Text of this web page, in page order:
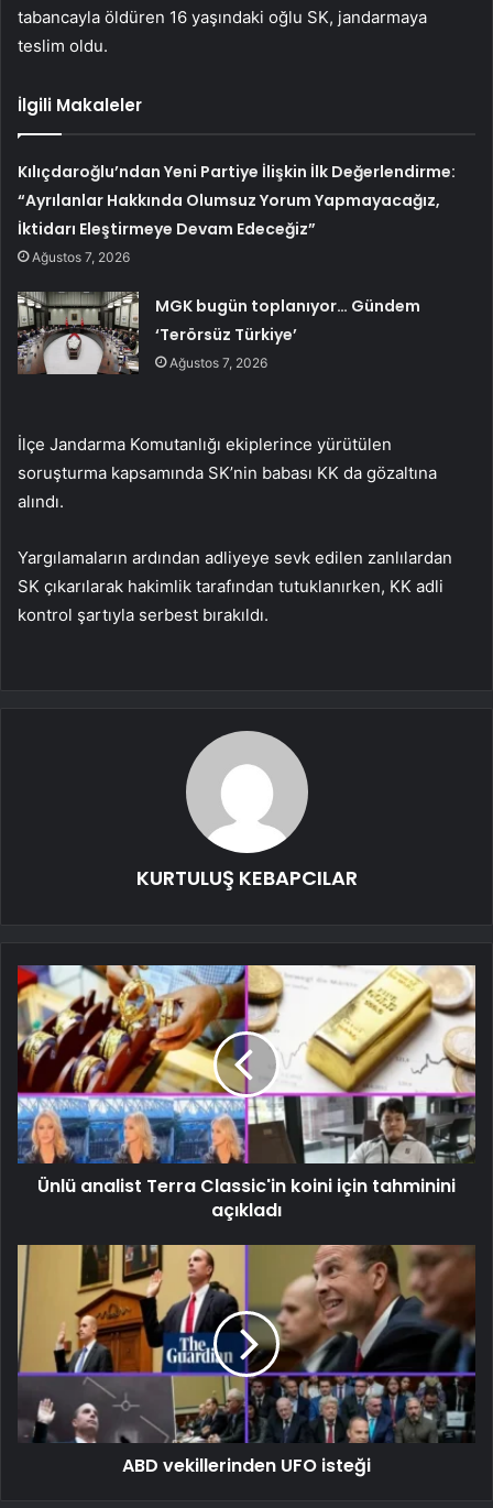
tabancayla öldüren 16 yaşındaki oğlu SK, jandarmaya
teslim oldu.
İlgili Makaleler
Kılıçdaroğlu’ndan Yeni Partiye İlişkin İlk Değerlendirme:
“Ayrılanlar Hakkında Olumsuz Yorum Yapmayacağız,
İktidarı Eleştirmeye Devam Edeceğiz”
Ağustos 7, 2026
MGK bugün toplanıyor… Gündem
‘Terörsüz Türkiye’
Ağustos 7, 2026
İlçe Jandarma Komutanlığı ekiplerince yürütülen
soruşturma kapsamında SK’nin babası KK da gözaltına
alındı.
Yargılamaların ardından adliyeye sevk edilen zanlılardan
SK çıkarılarak hakimlik tarafından tutuklanırken, KK adli
kontrol şartıyla serbest bırakıldı.
KURTULUŞ KEBAPCILAR
Ünlü analist Terra Classic'in koini için tahminini
açıkladı
ABD vekillerinden UFO isteği